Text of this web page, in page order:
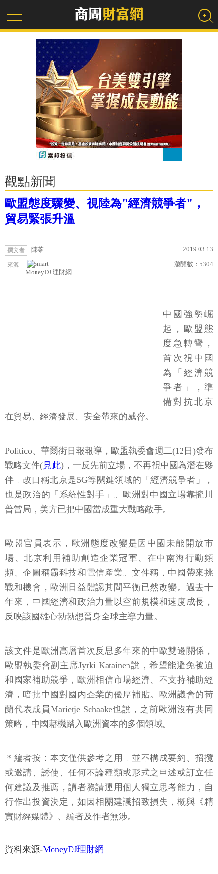
觀點新聞
歐盟態度驟變、視陸為"經濟競爭者"，
貿易緊張升溫
撰文者 陳苓 2019.03.13
來源
MoneyDJ 理財網
瀏覽數： 5304
中國強勢崛
起，歐盟態
度急轉彎，
首次視中國
為「經濟競
爭者」，準
備對抗北京
在貿易、經濟發展、安全帶來的威脅。
Politico、華爾街日報報導，歐盟執委會週二(12日)發布
戰略文件(見此)，一反先前立場，不再視中國為潛在夥
伴，改口稱北京是5G等關鍵領域的「經濟競爭者」，
也是政治的「系統性對手」。歐洲對中國立場靠攏川
普當局，美方已把中國當成重大戰略敵手。
歐盟官員表示，歐洲態度改變是因中國未能開放市
場、北京利用補助創造企業冠軍、在中南海行動頻
頻、企圖稱霸科技和電信產業。文件稱，中國帶來挑
戰和機會，歐洲日益體認其間平衡已然改變。過去十
年來，中國經濟和政治力量以空前規模和速度成長，
反映該國雄心勃勃想晉身全球主導力量。
該文件是歐洲高層首次反思多年來的中歐雙邊關係，
歐盟執委會副主席Jyrki Katainen說，希望能避免被迫
和國家補助競爭，歐洲相信市場經濟、不支持補助經
濟，暗批中國對國內企業的優厚補貼。歐洲議會的荷
蘭代表成員Marietje Schaake也說，之前歐洲沒有共同
策略，中國藉機踏入歐洲資本的多個領域。
＊編者按：本文僅供參考之用，並不構成要約、招攬
或邀請、誘使、任何不論種類或形式之申述或訂立任
何建議及推薦，讀者務請運用個人獨立思考能力，自
行作出投資決定，如因相關建議招致損失，概與《精
實財經媒體》、編者及作者無涉。
資料來源-MoneyDJ理財網